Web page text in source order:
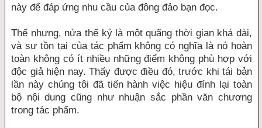
này để đáp ứng nhu cầu của đông đảo bạn đọc.
Thế nhưng, nửa thế kỷ là một quãng thời gian khá dài,
và sự tồn tại của tác phẩm không có nghĩa là nó hoàn
toàn không có ít nhiều những điểm không phù hợp với
độc giả hiện nay. Thấy được điều đó, trước khi tái bản
lần này chúng tôi đã tiến hành việc hiệu đính lại toàn
bộ nội dung cũng như nhuận sắc phần văn chương
trong tác phẩm.